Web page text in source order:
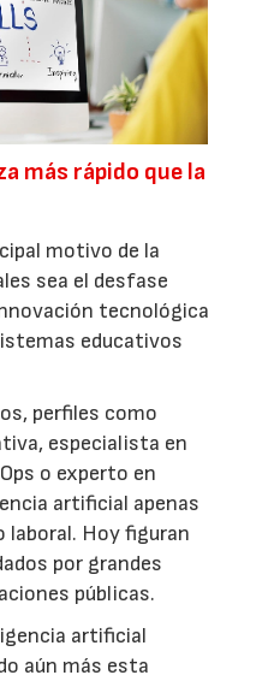
más rápido que la
motivo de la
sea el desfase
tecnológica
educativos
perfiles como
especialista en
o experto en
artificial apenas
laboral. Hoy figuran
por grandes
públicas.
artificial
aún más esta